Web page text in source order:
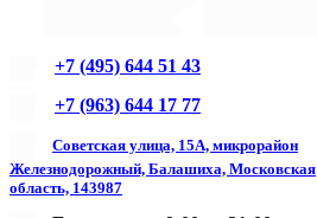
+7 (495) 644 51 43
+7 (963) 644 17 77
Советская улица, 15А, микрорайон
Железнодорожный, Балашиха, Московская
область, 143987